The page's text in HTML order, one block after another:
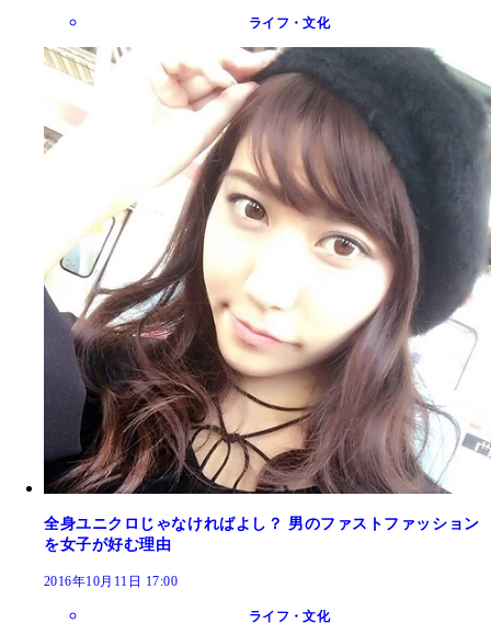
ライフ・文化
全身ユニクロじゃなければよし？ 男のファストファッション
を女子が好む理由
2016年10月11日 17:00
ライフ・文化